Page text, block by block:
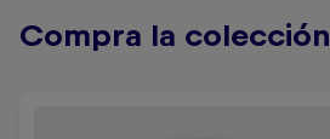
Compra la colección